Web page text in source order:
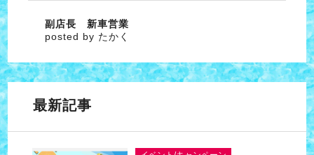
副店長 新車営業
posted by たかく
最新記事